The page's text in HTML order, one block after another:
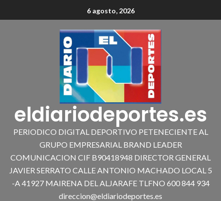
6 agosto, 2026
eldiariodeportes.es
PERIODICO DIGITAL DEPORTIVO PETENECIENTE AL
GRUPO EMPRESARIAL BRAND LEADER
COMUNICACION CIF B90418948 DIRECTOR GENERAL
JAVIER SERRATO CALLE ANTONIO MACHADO LOCAL 5
-A 41927 MAIRENA DEL ALJARAFE TLFNO 600 844 934
direccion@eldiariodeportes.es